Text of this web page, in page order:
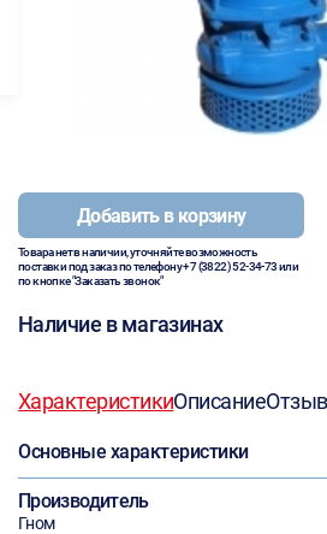
Добавить в корзину
Товара нет в наличии, уточняйте возможность
поставки под заказ по телефону+7 (3822) 52-34-73или
по кнопке "Заказать звонок"
Наличие в магазинах
ХарактеристикиОписание
Основные характеристики
Производитель
Гном